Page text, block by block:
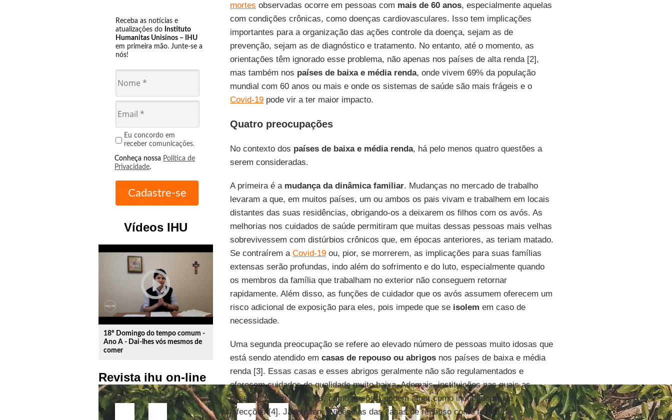
Receba as notícias e
atualizações do Instituto
Humanitas Unisinos – IHU
em primeira mão. Junte-se a
nós!
Eu concordo em
receber comunicações.
Conheça nossa Política de
Privacidade.
Vídeos IHU
play_circle_outline
18º Domingo do tempo comum -
Ano A - Dai-lhes vós mesmos de
comer
Revista ihu on-line
mortes observadas ocorre em pessoas com mais de 60 anos, especialmente aquelas
com condições crônicas, como doenças cardiovasculares. Isso tem implicações
importantes para a organização das ações controle da doença, sejam as de
prevenção, sejam as de diagnóstico e tratamento. No entanto, até o momento, as
orientações têm ignorado esse problema, não apenas nos países de alta renda [2],
mas também nos países de baixa e média renda, onde vivem 69% da população
mundial com 60 anos ou mais e onde os sistemas de saúde são mais frágeis e o
Covid-19pode vir a ter maior impacto.
Quatro preocupações
No contexto dos países de baixa e média renda, há pelo menos quatro questões a
serem consideradas.
A primeira é a mudança da dinâmica familiar. Mudanças no mercado de trabalho
levaram a que, em muitos países, um ou ambos os pais vivam e trabalhem em locais
distantes das suas residências, obrigando-os a deixarem os filhos com os avós. As
melhorias nos cuidados de saúde permitiram que muitas dessas pessoas mais velhas
sobrevivessem com distúrbios crônicos que, em épocas anteriores, as teriam matado.
Se contraírem a Covid-19ou, pior, se morrerem, as implicações para suas famílias
extensas serão profundas, indo além do sofrimento e do luto, especialmente quando
os membros da família que trabalham no exterior não conseguem retornar
rapidamente. Além disso, as funções de cuidador que os avós assumem oferecem um
risco adicional de exposição para eles, pois impede que se isolem em caso de
necessidade.
Uma segunda preocupação se refere ao elevado número de pessoas muito idosas que
está sendo atendido em casas de repouso ou abrigosnos países de baixa e média
renda [3]. Essas casas e esses abrigos geralmente não são regulamentados e
oferecem cuidados de qualidade muito baixa. Ademais, instituições nas quais as
pessoas vivem próximas, como prisões, podem atuar como incubadoras de
infecções [4]. Já existem evidências das casas de repouso como fontes de